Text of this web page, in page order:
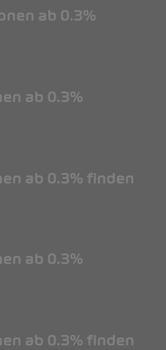
ab 0.3%
ab 0.3%
ab 0.3% finden
ab 0.3%
ab 0.3% finden